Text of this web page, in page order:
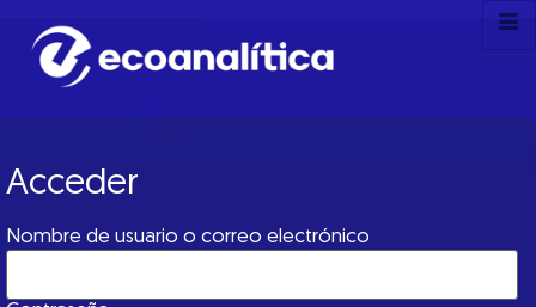
Acceder
Nombre de usuario o correo electrónico